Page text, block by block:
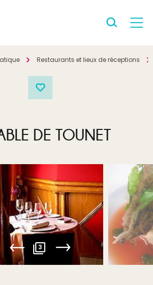
Restaurants et lieux de réceptions
DE TOUNET
3